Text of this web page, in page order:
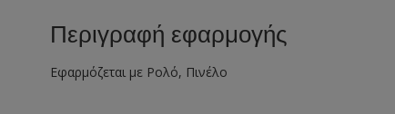
Περιγραφή εφαρμογής
Εφαρμόζεται με Ρολό, Πινέλο